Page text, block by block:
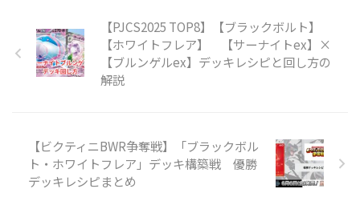
【PJCS2025 TOP8】【ブラックボルト】
【ホワイトフレア】 【サーナイトex】×
【ブルンゲルex】デッキレシピと回し方の
解説
【ビクティニBWR争奪戦】「ブラックボル
ト・ホワイトフレア」デッキ構築戦 優勝
デッキレシピまとめ